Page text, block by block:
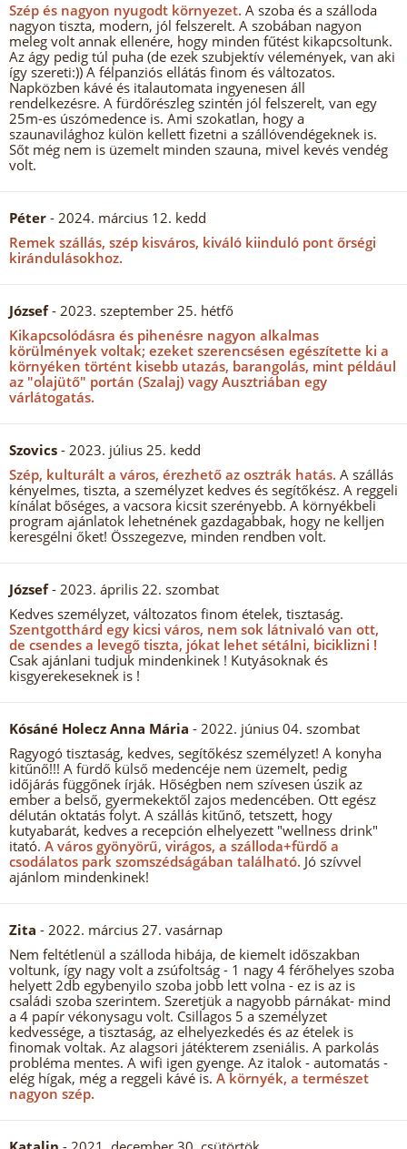
Szép és nagyon nyugodt környezet. A szoba és a szálloda
nagyon tiszta, modern, jól felszerelt. A szobában nagyon
meleg volt annak ellenére, hogy minden fűtést kikapcsoltunk.
Az ágy pedig túl puha (de ezek szubjektív vélemények, van aki
így szereti:)) A félpanziós ellátás finom és változatos.
Napközben kávé és italautomata ingyenesen áll
rendelkezésre. A fürdőrészleg szintén jól felszerelt, van egy
25m-es úszómedence is. Ami szokatlan, hogy a
szaunavilághoz külön kellett fizetni a szállóvendégeknek is.
Sőt még nem is üzemelt minden szauna, mivel kevés vendég
volt.
Péter - 2024. március 12. kedd
Remek szállás, szép kisváros, kiváló kiinduló pont őrségi
kirándulásokhoz.
József- 2023. szeptember 25. hétfő
Kikapcsolódásra és pihenésre nagyon alkalmas
körülmények voltak; ezeket szerencsésen egészítette ki a
környéken történt kisebb utazás, barangolás, mint például
az "olajütő" portán (Szalaj) vagy Ausztriában egy
várlátogatás.
Szovics - 2023. július 25. kedd
Szép, kulturált a város, érezhető az osztrák hatás. A szállás
kényelmes, tiszta, a személyzet kedves és segítőkész. A reggeli
kínálat bőséges, a vacsora kicsit szerényebb. A környékbeli
program ajánlatok lehetnének gazdagabbak, hogy ne kelljen
keresgélni őket! Összegezve, minden rendben volt.
József- 2023. április 22. szombat
Kedves személyzet, változatos finom ételek, tisztaság.
Szentgotthárd egy kicsi város, nem sok látnivaló van ott,
de csendes a levegő tiszta, jókat lehet sétálni, biciklizni !
Csak ajánlani tudjuk mindenkinek ! Kutyásoknak és
kisgyerekeseknek is !
Kósáné Holecz Anna Mária - 2022. június 04. szombat
Ragyogó tisztaság, kedves, segítőkész személyzet! A konyha
kitűnő!!! A fürdő külső medencéje nem üzemelt, pedig
időjárás függőnek írják. Hőségben nem szívesen úszik az
ember a belső, gyermekektől zajos medencében. Ott egész
délután oktatás folyt. A szállás kitűnő, tetszett, hogy
kutyabarát, kedves a recepción elhelyezett "wellness drink"
itató. A város gyönyörű, virágos, a szálloda+fürdő a
csodálatos park szomszédságában található. Jó szívvel
ajánlom mindenkinek!
Zita - 2022. március 27. vasárnap
Nem feltétlenül a szálloda hibája, de kiemelt időszakban
voltunk, így nagy volt a zsúfoltság - 1 nagy 4 férőhelyes szoba
helyett 2db egybenyilo szoba jobb lett volna - ez is az is
családi szoba szerintem. Szeretjük a nagyobb párnákat- mind
a 4 papír vékonysagu volt. Csillagos 5 a személyzet
kedvessége, a tisztaság, az elhelyezkedés és az ételek is
finomak voltak. Az alagsori játékterem zseniális. A parkolás
probléma mentes. A wifi igen gyenge. Az italok - automatás -
elég hígak, még a reggeli kávé is. A környék, a természet
nagyon szép.